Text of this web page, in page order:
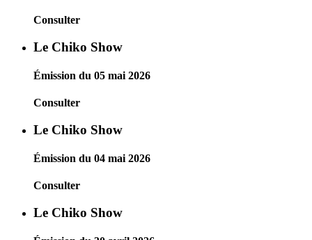
Consulter
Le Chiko Show
Émission du 05 mai 2026
Consulter
Le Chiko Show
Émission du 04 mai 2026
Consulter
Le Chiko Show